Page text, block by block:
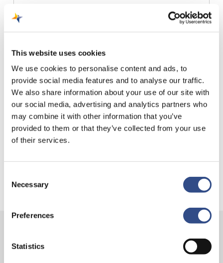
This website uses cookies
We use cookies to personalise content and ads, to
provide social media features and to analyse our traffic.
We also share information about your use of our site with
our social media, advertising and analytics partners who
may combine it with other information that you’ve
provided to them or that they’ve collected from your use
of their services.
Selection
Necessary
Preferences
Statistics
Recente berichten
Trainingsvlucht 4 augustus
Nieuwe AI-primeur voor Maastricht Aachen Airport:
intelligent exoskelet ondersteunt vrachtafhandeling
Je kunt je nu aanmelden voor onze Burendag 2026!
Trainingsvlucht 17 juli
Contact